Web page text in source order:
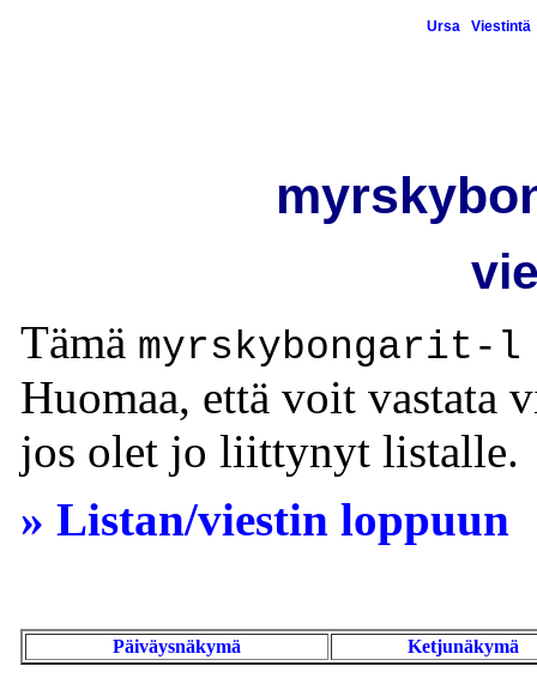
Ursa Viestintä
Tämä
Huomaa, että voit vastata
jos olet jo liittynyt listalle.
» Listan/viestin loppuun
Päiväysnäkymä Ketjunäkymä